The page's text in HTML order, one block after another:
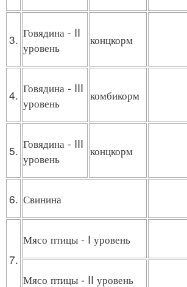
3. Говядина - II
уровень
концкорм
4. Говядина - III
уровень
комбикорм
5. Говядина - III
уровень
концкорм
6. Свинина
7.
Мясо птицы - I уровень
Мясо птицы - II уровень